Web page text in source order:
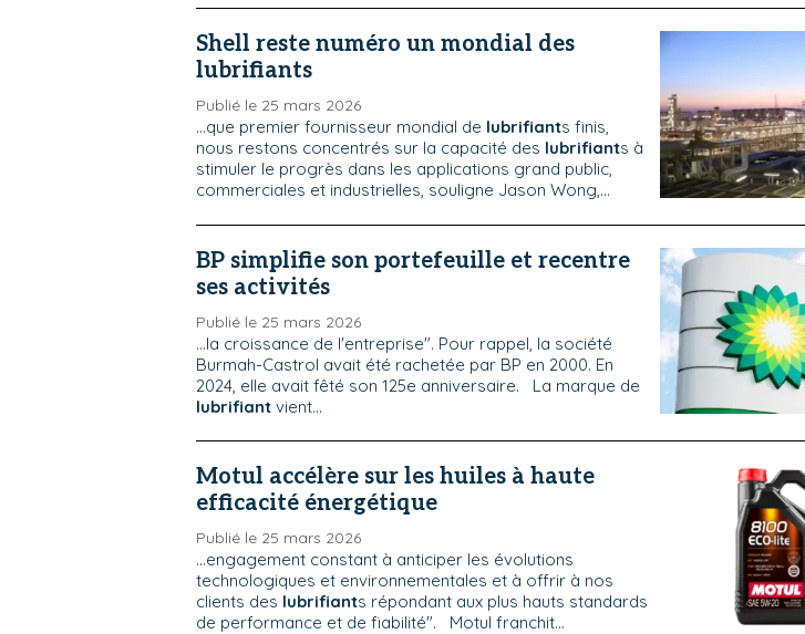
Shell reste numéro un mondial des
lubrifiants
Publié le 25 mars 2026
...que premier fournisseur mondial de lubrifiants finis,
nous restons concentrés sur la capacité des lubrifiants à
stimuler le progrès dans les applications grand public,
commerciales et industrielles, souligne Jason Wong,...
BP simplifie son portefeuille et recentre
ses activités
Publié le 25 mars 2026
...la croissance de l'entreprise". Pour rappel, la société
Burmah-Castrol avait été rachetée par BP en 2000. En
2024, elle avait fêté son 125e anniversaire. La marque de
lubrifiant vient...
Motul accélère sur les huiles à haute
efficacité énergétique
Publié le 25 mars 2026
...engagement constant à anticiper les évolutions
technologiques et environnementales et à offrir à nos
clients des lubrifiants répondant aux plus hauts standards
de performance et de fiabilité". Motul franchit...